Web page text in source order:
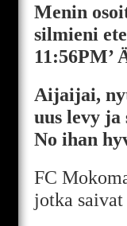
Menin
silmieni
11:56PM’
Aijaijai,
uus levy
No ihan
FC
jotka